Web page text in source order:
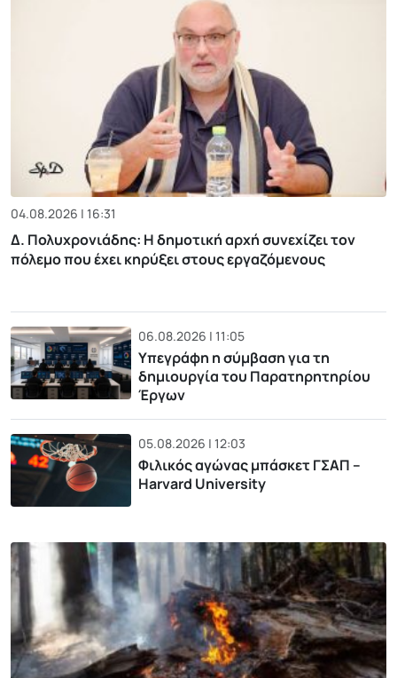
04.08.2026 | 16:31
Δ. Πολυχρονιάδης: Η δημοτική αρχή συνεχίζει τον
πόλεμο που έχει κηρύξει στους εργαζόμενους
06.08.2026 | 11:05
Υπεγράφη η σύμβαση για τη
δημιουργία του Παρατηρητηρίου
Έργων
05.08.2026 | 12:03
Φιλικός αγώνας μπάσκετ ΓΣΑΠ –
Harvard University